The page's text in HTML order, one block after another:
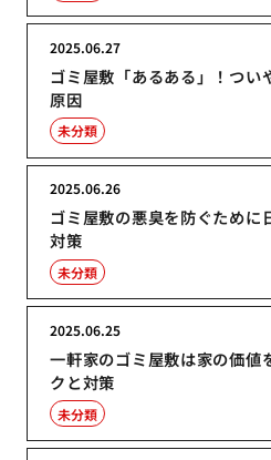
ゴミ屋敷「あるある」！つい
原因
2025.06.27
未分類
ゴミ屋敷の悪臭を防ぐために
対策
2025.06.26
未分類
一軒家のゴミ屋敷は家の価値
クと対策
2025.06.25
未分類